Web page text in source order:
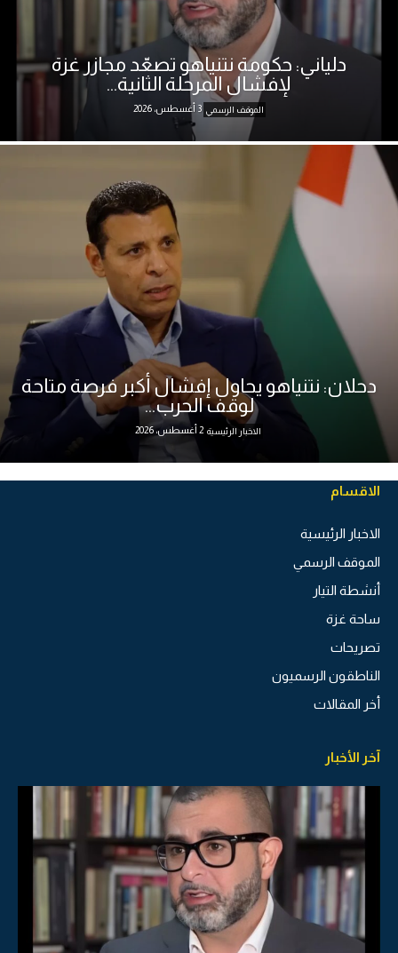
دلياني: حكومة نتنياهو تصعّد مجازر غزة
لإفشال المرحلة الثانية...
الموقف الرسمي 3 أغسطس، 2026
دحلان: نتنياهو يحاول إفشال أكبر فرصة متاحة
لوقف الحرب...
الاخبار الرئيسية 2 أغسطس، 2026
الاقسام
الاخبار الرئيسية
الموقف الرسمي
أنشطة التيار
ساحة غزة
تصريحات
الناطقون الرسميون
أخر المقالات
آخر الأخبار